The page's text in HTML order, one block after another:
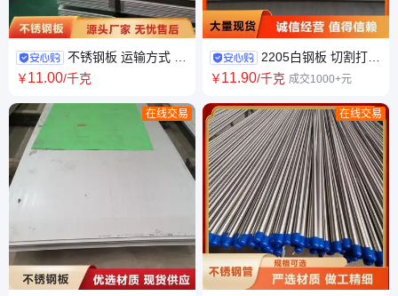
不锈钢板 运输方式 货
运 加工周期 3-7天 耐酸碱 受理
￥11.00/千克
在线交易
2205白钢板 切割打孔
一体加工 万吨现货 厚度0.5-
￥11.90/千克 成交1000+元
在线交易